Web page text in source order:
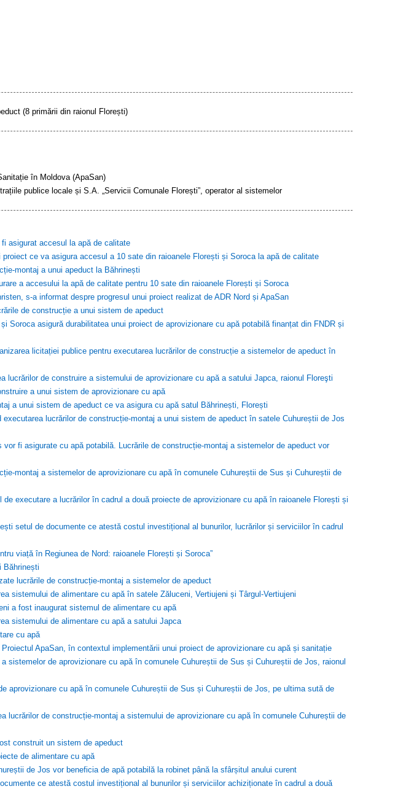
(8 primării din raionul Florești)
în Moldova (ApaSan)
publice locale și S.A. „Servicii Comunale Florești”, operator al sistemelor
asigurat accesul la apă de calitate
ce va asigura accesul a 10 sate din raioanele Florești și Soroca la apă de calitate
montaj a unui apeduct la Băhrinești
a accesului la apă de calitate pentru 10 sate din raioanele Florești și Soroca
s-a informat despre progresul unui proiect realizat de ADR Nord și ApaSan
de construcție a unui sistem de apeduct
Soroca asigură durabilitatea unui proiect de aprovizionare cu apă potabilă finanțat din FNDR și
licitației publice pentru executarea lucrărilor de construcție a sistemelor de apeduct în
lucrărilor de construire a sistemului de aprovizionare cu apă a satului Japca, raionul Floreşti
a unui sistem de aprovizionare cu apă
a unui sistem de apeduct ce va asigura cu apă satul Băhrinești, Florești
lucrărilor de construcție-montaj a unui sistem de apeduct în satele Cuhureștii de Jos
fi asigurate cu apă potabilă. Lucrările de construcție-montaj a sistemelor de apeduct vor
montaj a sistemelor de aprovizionare cu apă în comunele Cuhureștii de Sus și Cuhureștii de
executare a lucrărilor în cadrul a două proiecte de aprovizionare cu apă în raioanele Florești și
setul de documente ce atestă costul investițional al bunurilor, lucrărilor și serviciilor în cadrul
viață în Regiunea de Nord: raioanele Florești și Soroca”
Băhrinești
lucrările de construcție-montaj a sistemelor de apeduct
sistemului de alimentare cu apă în satele Zăluceni, Vertiujeni și Târgul-Vertiujeni
a fost inaugurat sistemul de alimentare cu apă
sistemului de alimentare cu apă a satului Japca
cu apă
ApaSan, în contextul implementării unui proiect de aprovizionare cu apă și sanitație
sistemelor de aprovizionare cu apă în comunele Cuhureștii de Sus și Cuhureștii de Jos, raionul
aprovizionare cu apă în comunele Cuhureștii de Sus și Cuhureștii de Jos, pe ultima sută de
lucrărilor de construcție-montaj a sistemului de aprovizionare cu apă în comunele Cuhureștii de
construit un sistem de apeduct
de alimentare cu apă
de Jos vor beneficia de apă potabilă la robinet până la sfârșitul anului curent
ce atestă costul investițional al bunurilor și serviciilor achiziționate în cadrul a două